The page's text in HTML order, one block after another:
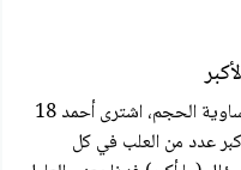
# يبيع متجر علب عصير في صناديق متساوية الحجم، اشترى أحمد 18
45 علبة . ما أكبر عدد من العلب في كل